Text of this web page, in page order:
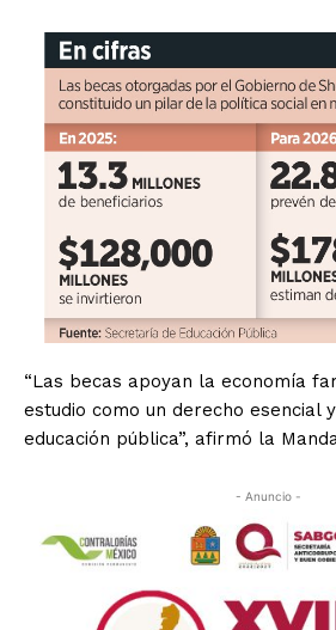
“Las becas apoyan la economía
estudio como un derecho esencial
educación pública”, afirmó la
- Anuncio -